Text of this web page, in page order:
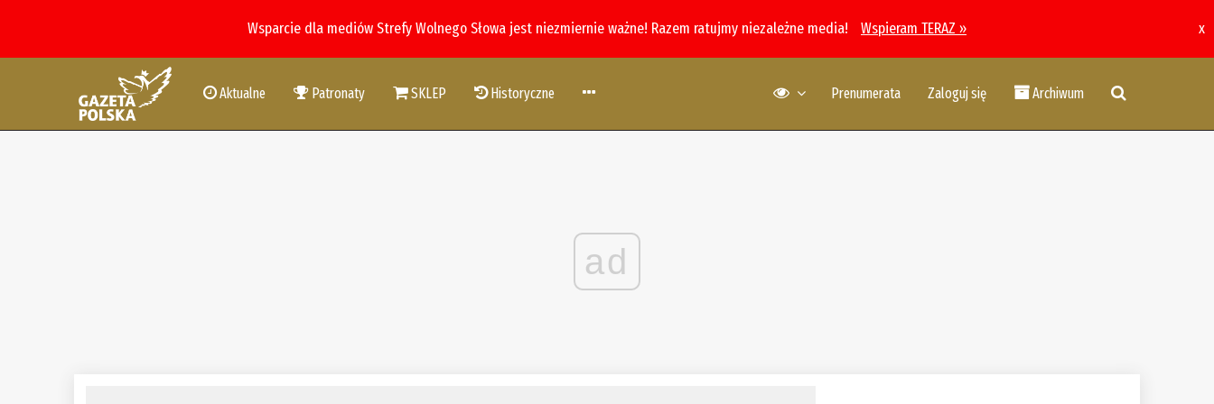
Wsparcie dla mediów Strefy Wolnego Słowa jest niezmiernie ważne! Razem ratujmy niezależne media! Wspieram TERAZ » x
Aktualne Patronaty SKLEP Historyczne Prenumerata Zaloguj się Archiwum
ad